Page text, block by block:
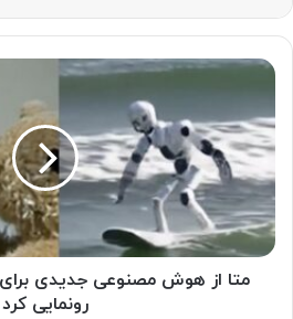
م
ا
ه
و
ش
م
متا از هوش مصنوعی جدیدی
رونمایی کرد